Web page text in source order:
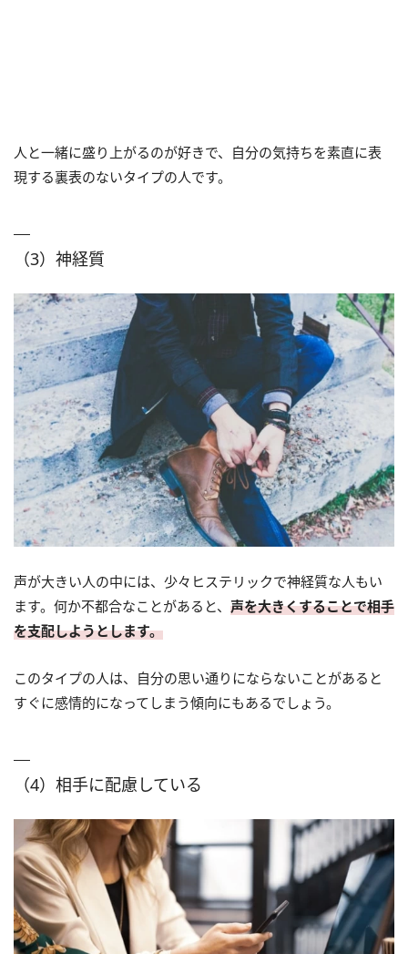
人と一緒に盛り上がるのが好きで、自分の気持ちを素直に表
現する裏表のないタイプの人です。
（3）神経質
声が大きい人の中には、少々ヒステリックで神経質な人もい
ます。何か不都合なことがあると、 声を大きくすることで相手
を支配しようとします。
このタイプの人は、自分の思い通りにならないことがあると
すぐに感情的になってしまう傾向にもあるでしょう。
（4）相手に配慮している